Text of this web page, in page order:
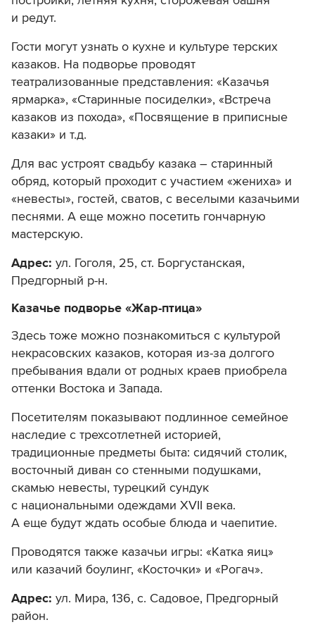
и редут.
Гости могут узнать о кухне и культуре терских
казаков. На подворье проводят
театрализованные представления: «Казачья
ярмарка», «Старинные посиделки», «Встреча
казаков из похода», «Посвящение в приписные
казаки» и т.д.
Для вас устроят свадьбу казака – старинный
обряд, который проходит с участием «жениха» и
«невесты», гостей, сватов, с веселыми казачьими
песнями. А еще можно посетить гончарную
мастерскую.
Адрес: ул. Гоголя, 25, ст. Боргустанская,
Предгорный р-н.
Казачье подворье «Жар-птица»
Здесь тоже можно познакомиться с культурой
некрасовских казаков, которая из-за долгого
пребывания вдали от родных краев приобрела
оттенки Востока и Запада.
Посетителям показывают подлинное семейное
наследие с трехсотлетней историей,
традиционные предметы быта: сидячий столик,
восточный диван со стенными подушками,
скамью невесты, турецкий сундук
с национальными одеждами XVII века.
А еще будут ждать особые блюда и чаепитие.
Проводятся также казачьи игры: «Катка яиц»
или казачий боулинг, «Косточки» и «Рогач».
Адрес: ул. Мира, 136, с. Садовое, Предгорный
район.